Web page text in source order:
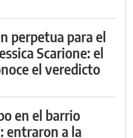
perpetua para el
Scarione: el
el veredicto
en el barrio
entraron a la